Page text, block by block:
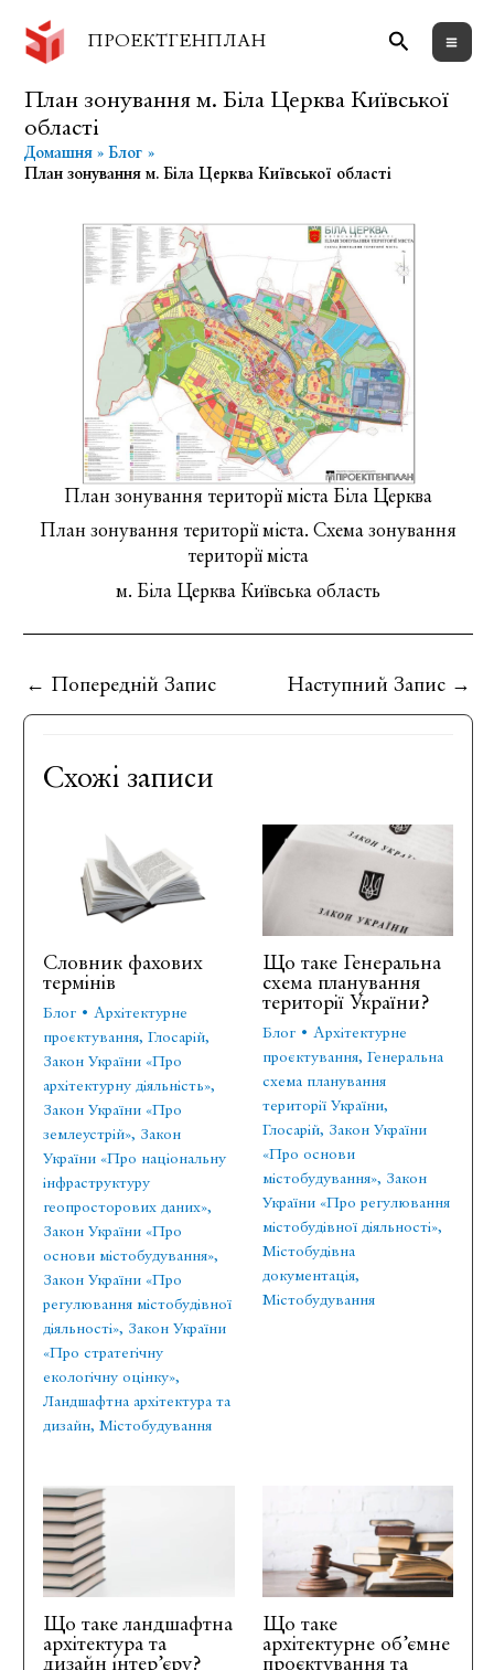
вмісту
ПРОЕКТГЕНПЛАН Пошук
План зонування м. Біла Церква Київської
області
Домашня
Блог
План зонування м. Біла Церква Київської області
План зонування території міста Біла Церква
План зонування території міста. Схема зонування
території міста
м. Біла Церква Київська область
← Попередній Запис Наступний Запис →
Схожі записи
Словник фахових
термінів
Блог • Архітектурне
проєктування, Глосарій,
Закон України «Про
архітектурну діяльність»,
Закон України «Про
землеустрій», Закон
України «Про національну
інфраструктуру
геопросторових даних»,
Закон України «Про
основи містобудування»,
Закон України «Про
регулювання містобудівної
діяльності», Закон України
«Про стратегічну
екологічну оцінку»,
Ландшафтна архітектура та
дизайн, Містобудування
Що таке Генеральна
схема планування
території України?
Блог• Архітектурне
проєктування, Генеральна
схема планування
території України,
Глосарій, Закон України
«Про основи
містобудування», Закон
України «Про регулювання
містобудівної діяльності»,
Містобудівна
документація,
Містобудування
Що таке ландшафтна
архітектура та
дизайн інтер’єру?
Що таке
архітектурне об’ємне
проєктування та